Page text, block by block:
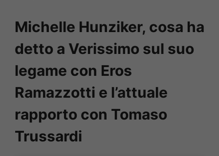
Michelle Hunziker, cosa ha
detto a Verissimo sul suo
legame con Eros
Ramazzotti e l’attuale
rapporto con Tomaso
Trussardi